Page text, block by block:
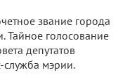
звание города
голосование
депутатов
служба мэрии.